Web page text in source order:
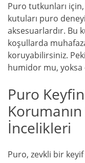
Puro tutkunları
kutuları puro
aksesuarlardır. Bu
koşullarda
koruyabilirsiniz.
humidor mu, yoksa
Puro
Korumanın
İncelikleri
Puro, zevkli bir keyif